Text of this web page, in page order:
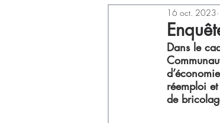
Santé - Covid-1916 oct. 2023
Dans le
réemploi
de